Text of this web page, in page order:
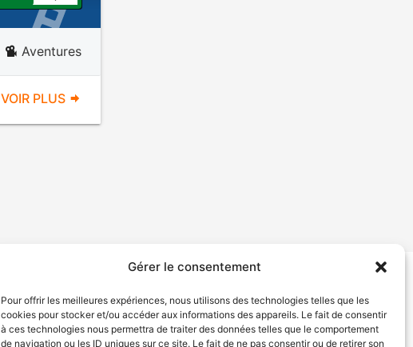
Gérer le consentement
Pour offrir les meilleures expériences, nous utilisons des technologies telles que les
cookies pour stocker et/ou accéder aux informations des appareils. Le fait de consentir
à ces technologies nous permettra de traiter des données telles que le comportement
de navigation ou les ID uniques sur ce site. Le fait de ne pas consentir ou de retirer son
Aventures
VOIR PLUS
Déclaration de services Politique de confidentialité